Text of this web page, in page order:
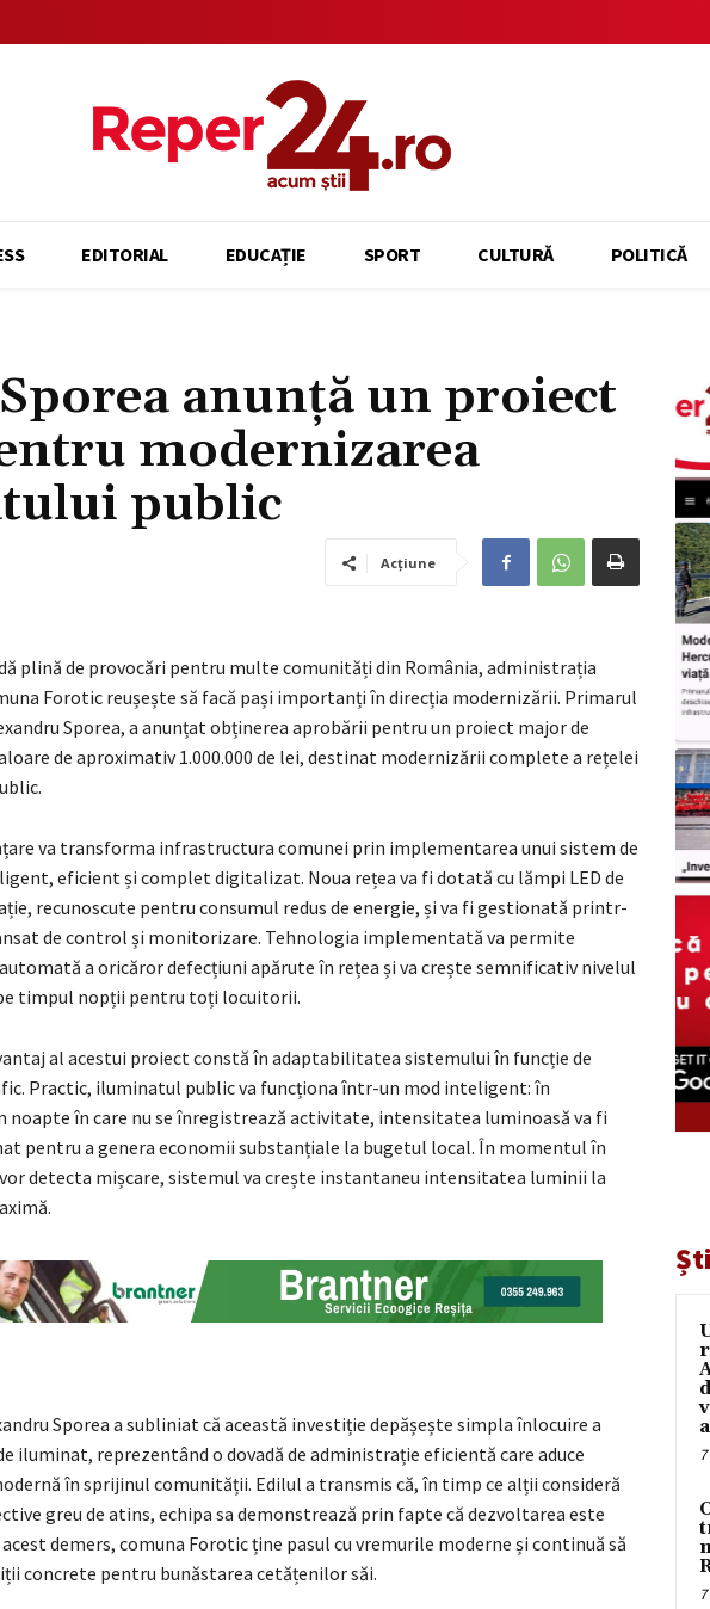
EDITORIAL EDUCAȚIE SPORT CULTURĂ POLITICĂ
anunță un proiect
modernizarea
public
Acțiune
plină de provocări pentru multe comunități din România, administrația
Forotic reușește să facă pași importanți în direcția modernizării. Primarul
Sporea, a anunțat obținerea aprobării pentru un proiect major de
de aproximativ 1.000.000 de lei, destinat modernizării complete a rețelei
va transforma infrastructura comunei prin implementarea unui sistem de
eficient și complet digitalizat. Noua rețea va fi dotată cu lămpi LED de
recunoscute pentru consumul redus de energie, și va fi gestionată printr-
de control și monitorizare. Tehnologia implementată va permite
a oricăror defecțiuni apărute în rețea și va crește semnificativ nivelul
timpul nopții pentru toți locuitorii.
al acestui proiect constă în adaptabilitatea sistemului în funcție de
Practic, iluminatul public va funcționa într-un mod inteligent: în
noapte în care nu se înregistrează activitate, intensitatea luminoasă va fi
pentru a genera economii substanțiale la bugetul local. În momentul în
detecta mișcare, sistemul va crește instantaneu intensitatea luminii la
Sporea a subliniat că această investiție depășește simpla înlocuire a
iluminat, reprezentând o dovadă de administrație eficientă care aduce
în sprijinul comunității. Edilul a transmis că, în timp ce alții consideră
greu de atins, echipa sa demonstrează prin fapte că dezvoltarea este
demers, comuna Forotic ține pasul cu vremurile moderne și continuă să
concrete pentru bunăstarea cetățenilor săi.